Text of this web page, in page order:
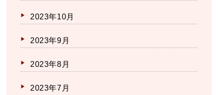
2023年10月
2023年9月
2023年8月
2023年7月